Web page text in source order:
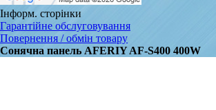
Інформ. сторінки
Гарантійне обслуговування
Повернення / обмін товару
Сонячна панель AFERIY AF-S400 400W